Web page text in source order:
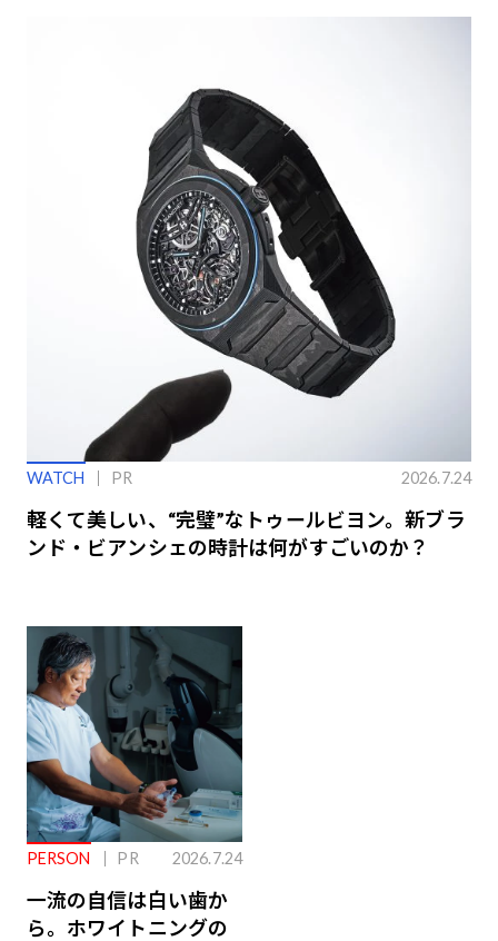
WATCH PR 2026.7.24
軽くて美しい、“完璧”なトゥールビヨン。新ブラ
ンド・ビアンシェの時計は何がすごいのか？
PERSON PR 2026.7.24
一流の自信は白い歯か
ら。ホワイトニングの